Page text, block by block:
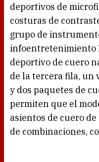
deportivos de
costuras de
grupo de
infoentretenimiento
deportivo de cuero
de la tercera fila, un
y dos paquetes de
permiten que el
asientos de cuero
de combinaciones,